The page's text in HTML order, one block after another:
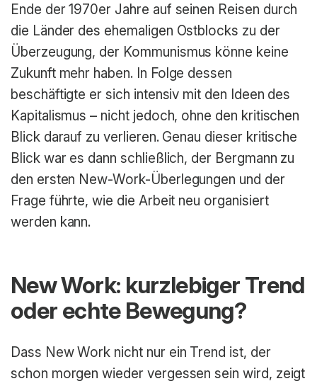
Ende der 1970er Jahre auf seinen Reisen durch
die Länder des ehemaligen Ostblocks zu der
Überzeugung, der Kommunismus könne keine
Zukunft mehr haben. In Folge dessen
beschäftigte er sich intensiv mit den Ideen des
Kapitalismus – nicht jedoch, ohne den kritischen
Blick darauf zu verlieren. Genau dieser kritische
Blick war es dann schließlich, der Bergmann zu
den ersten New-Work-Überlegungen und der
Frage führte, wie die Arbeit neu organisiert
werden kann.
New Work: kurzlebiger Trend
oder echte Bewegung?
Dass New Work nicht nur ein Trend ist, der
schon morgen wieder vergessen sein wird, zeigt